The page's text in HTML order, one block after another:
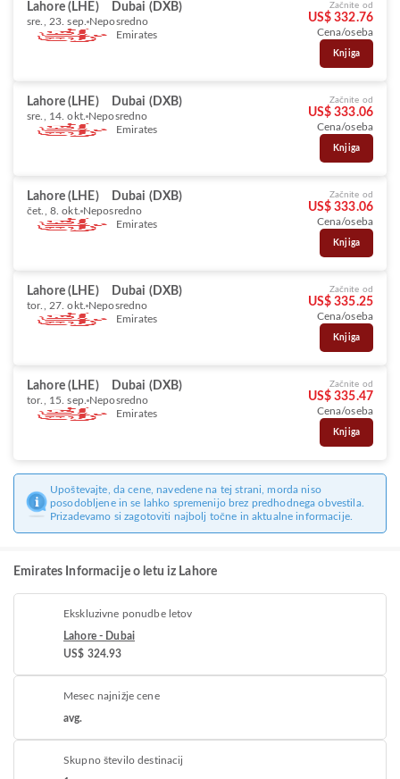
Lahore (LHE) Dubai (DXB)
sre., 23. sep. Neposredno
Emirates
Začnite od
US$ 332.76
Cena/oseba
Knjiga
Lahore (LHE) Dubai (DXB)
sre., 14. okt. Neposredno
Emirates
Začnite od
US$ 333.06
Cena/oseba
Knjiga
Lahore (LHE) Dubai (DXB)
čet., 8. okt. Neposredno
Emirates
Začnite od
US$ 333.06
Cena/oseba
Knjiga
Lahore (LHE) Dubai (DXB)
tor., 27. okt. Neposredno
Emirates
Začnite od
US$ 335.25
Cena/oseba
Knjiga
Lahore (LHE) Dubai (DXB)
tor., 15. sep. Neposredno
Emirates
Začnite od
US$ 335.47
Cena/oseba
Knjiga
Upoštevajte, da cene, navedene na tej strani, morda niso
posodobljene in se lahko spremenijo brez predhodnega obvestila.
Prizadevamo si zagotoviti najbolj točne in aktualne informacije.
Emirates Informacije o letu iz Lahore
Ekskluzivne ponudbe letov
Lahore - Dubai
US$ 324.93
Mesec najnižje cene
avg.
Skupno število destinacij